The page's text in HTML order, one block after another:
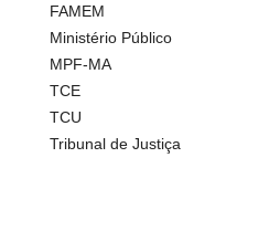
FAMEM
Ministério Público
MPF-MA
TCE
TCU
Tribunal de Justiça